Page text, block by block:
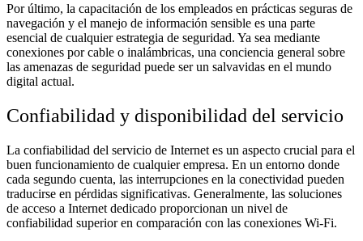
Por último, la capacitación de los empleados en prácticas seguras de
navegación y el manejo de información sensible es una parte
esencial de cualquier estrategia de seguridad. Ya sea mediante
conexiones por cable o inalámbricas, una conciencia general sobre
las amenazas de seguridad puede ser un salvavidas en el mundo
digital actual.
Confiabilidad y disponibilidad del servicio
La confiabilidad del servicio de Internet es un aspecto crucial para el
buen funcionamiento de cualquier empresa. En un entorno donde
cada segundo cuenta, las interrupciones en la conectividad pueden
traducirse en pérdidas significativas. Generalmente, las soluciones
de acceso a Internet dedicado proporcionan un nivel de
confiabilidad superior en comparación con las conexiones Wi-Fi.